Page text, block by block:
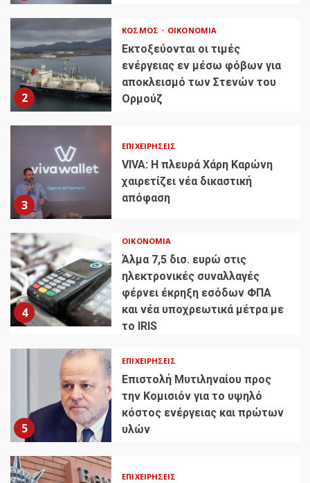
2
ΚΌΣΜΟΣ ΟΙΚΟΝΟΜΊΑ
Εκτοξεύονται οι τιμές
ενέργειας εν μέσω φόβων για
αποκλεισμό των Στενών του
Ορμούζ
3
ΕΠΙΧΕΙΡΉΣΕΙΣ
VIVA: Η πλευρά Χάρη Καρώνη
χαιρετίζει νέα δικαστική
απόφαση
4
ΟΙΚΟΝΟΜΊΑ
Άλμα 7,5 δισ. ευρώ στις
ηλεκτρονικές συναλλαγές
φέρνει έκρηξη εσόδων ΦΠΑ
και νέα υποχρεωτικά μέτρα με
το IRIS
5
ΕΠΙΧΕΙΡΉΣΕΙΣ
Επιστολή Μυτιληναίου προς
την Κομισιόν για το υψηλό
κόστος ενέργειας και πρώτων
υλών
ΕΠΙΧΕΙΡΉΣΕΙΣ